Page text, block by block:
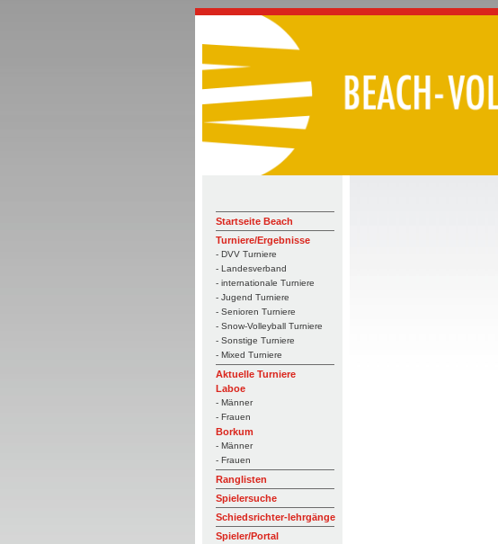
Startseite Beach
Turniere/Ergebnisse
- DVV Turniere
- Landesverband
- internationale Turniere
- Jugend Turniere
- Senioren Turniere
- Snow-Volleyball Turniere
- Sonstige Turniere
- Mixed Turniere
Aktuelle Turniere
Laboe
- Männer
- Frauen
Borkum
- Männer
- Frauen
Ranglisten
Spielersuche
Schiedsrichter-lehrgänge
Spieler/Portal